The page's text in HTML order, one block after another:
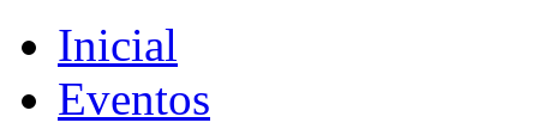
Inicial
Eventos